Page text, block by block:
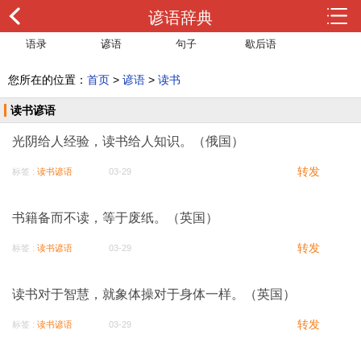
谚语辞典
语录 谚语 句子 歇后语
您所在的位置： 首页 > 谚语 > 读书
读书谚语
光阴给人经验，读书给人知识。（俄国）
标签 : 读书谚语 03-29 转发
书籍备而不读，等于废纸。（英国）
标签 : 读书谚语 03-29 转发
读书对于智慧，就象体操对于身体一样。（英国）
标签 : 读书谚语 03-29 转发